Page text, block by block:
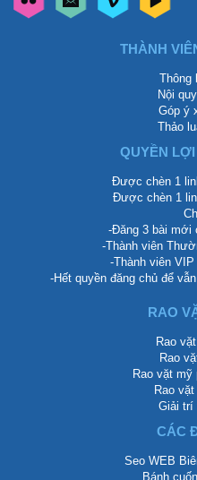
THÀNH
Thông
Nội
Góp ý
Thảo
QUYỀN
Được chèn 1
Được chèn 1
-Đăng 3 bài mới
-Thành viên
-Thành viên
-Hết quyền đăng chủ để
RAO
Rao
Rao
Rao vặt mỹ
Rao
Giải trí
CÁC
Seo WEB
Bánh